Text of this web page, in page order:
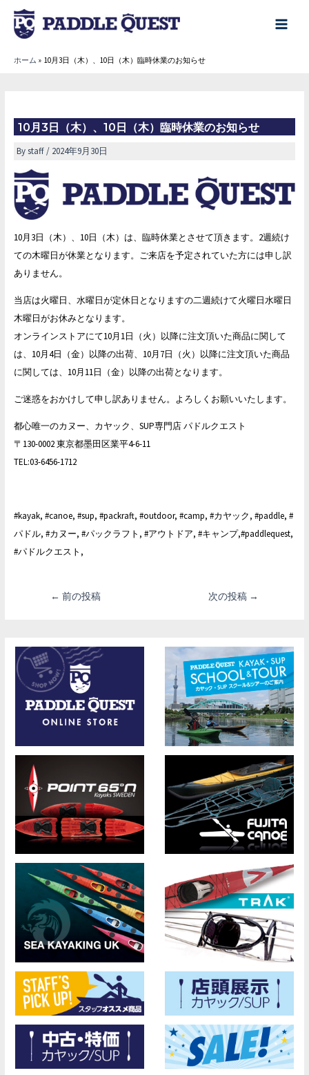
main
ホーム 10月3日（木）、10日（木）臨時休業のお知らせ
10月3日（木）、10日（木）臨時休業のお知らせ
Bystaff/ 2024年9月30日
10月3日（木）、10日（木）は、臨時休業とさせて頂きます。2週続け
ての木曜日が休業となります。ご来店を予定されていた方には申し訳
ありません。
当店は火曜日、水曜日が定休日となりますの二週続けて火曜日水曜日
木曜日がお休みとなります。
オンラインストアにて10月1日（火）以降に注文頂いた商品に関して
は、10月4日（金）以降の出荷、10月7日（火）以降に注文頂いた商品
に関しては、10月11日（金）以降の出荷となります。
ご迷惑をおかけして申し訳ありません。よろしくお願いいたします。
都心唯一のカヌー、カヤック、SUP専門店 パドルクエスト
〒130-0002 東京都墨田区業平4-6-11
TEL:03-6456-1712
#kayak, #canoe, #sup, #packraft, #outdoor, #camp, #カヤック, #paddle, #
パドル, #カヌー, #パックラフト, #アウトドア, #キャンプ,#paddlequest,
#パドルクエスト,
ビ
ゲ
ー
シ
ョ
← 前の投稿 次の投稿 →